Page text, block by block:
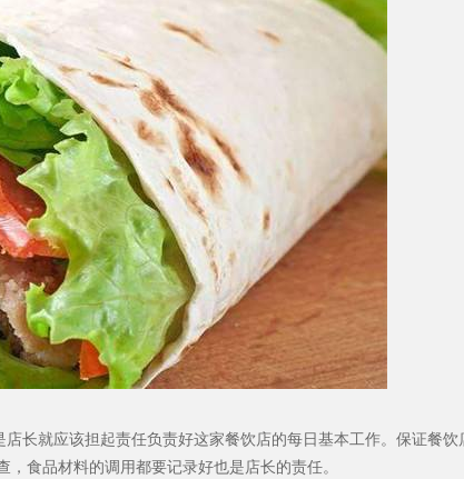
长就应该担起责任负责好这家餐饮店的每日基本工作。保证餐
食品材料的调用都要记录好也是店长的责任。